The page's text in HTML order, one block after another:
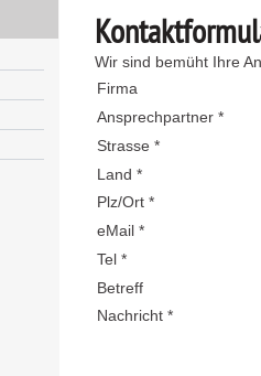
Wir sind bemüht Ihre
Firma
Ansprechpartner *
Strasse *
Land *
Plz/Ort *
eMail *
Tel *
Betreff
Nachricht *